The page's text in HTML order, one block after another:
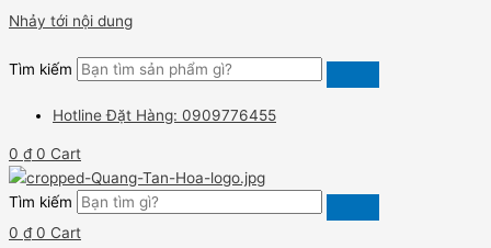
Nhảy tới nội dung
Tìm kiếm
Hotline Đặt Hàng: 0909776455
0 ₫ 0 Cart
Tìm kiếm
0 ₫ 0 Cart